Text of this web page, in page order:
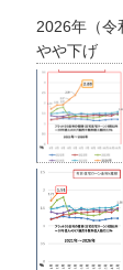
2026年（令
やや下げ